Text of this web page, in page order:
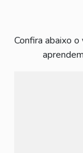
Confira abaixo